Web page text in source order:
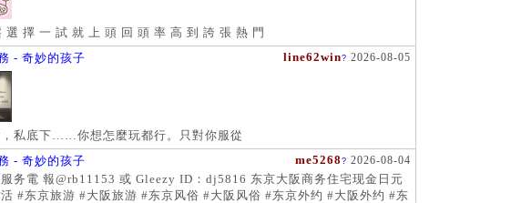
選 擇 一 試 就 上 頭 回 頭 率 高 到 誇 張 熱 門
line62win? 2026-08-05
- 奇妙的孩子
私底下……你想怎麼玩都行。只對你服從
me5268 ? 2026-08-04
- 奇妙的孩子
务電 報@rb11153 或 Gleezy ID：dj5816 东京大阪商务住宅现金日元
#东京旅游 #大阪旅游 #东京风俗 #大阪风俗 #东京外约 #大阪外约 #东